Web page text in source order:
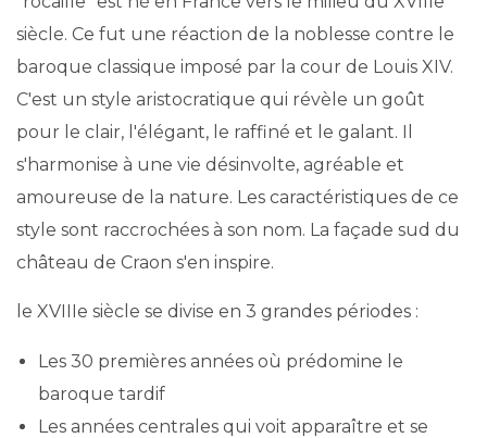
siècle. Ce fut une réaction de la noblesse contre le
baroque classique imposé par la cour de Louis XIV.
C'est un style aristocratique qui révèle un goût
pour le clair, l'élégant, le raffiné et le galant. Il
s'harmonise à une vie désinvolte, agréable et
amoureuse de la nature. Les caractéristiques de ce
style sont raccrochées à son nom. La façade sud du
château de Craon s'en inspire.
le XVIIIe siècle se divise en 3 grandes périodes :
Les 30 premières années où prédomine le
baroque tardif
Les années centrales qui voit apparaître et se